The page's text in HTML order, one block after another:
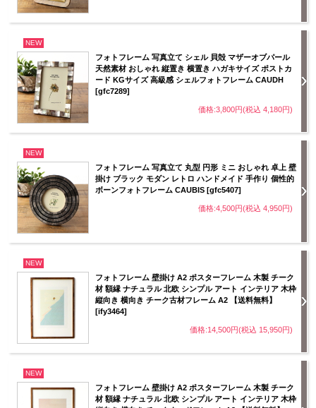
NEW
フォトフレーム 写真立て シェル 貝殻 マザーオブパール
天然素材 おしゃれ 縦置き 横置き ハガキサイズ ポストカ
ード KGサイズ 高級感 シェルフォトフレーム CAUDH
[gfc7289]
価格:3,800円(税込 4,180円)
NEW
フォトフレーム 写真立て 丸型 円形 ミニ おしゃれ 卓上 壁
掛け ブラック モダン レトロ ハンドメイド 手作り 個性的
ボーンフォトフレーム CAUBIS [gfc5407]
価格:4,500円(税込 4,950円)
NEW
フォトフレーム 壁掛け A2 ポスターフレーム 木製 チーク
材 額縁 ナチュラル 北欧 シンプル アート インテリア 木枠
縦向き 横向き チーク古材フレーム A2 【送料無料】
[ify3464]
価格:14,500円(税込 15,950円)
NEW
フォトフレーム 壁掛け A2 ポスターフレーム 木製 チーク
材 額縁 ナチュラル 北欧 シンプル アート インテリア 木枠